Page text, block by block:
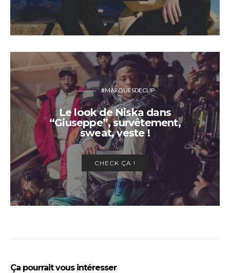
#MARQUESDECLIP
Le look de Niska dans
“Giuseppe”, survêtement,
sweat, veste !
CHECK ÇA !
Ça pourrait vous intéresser